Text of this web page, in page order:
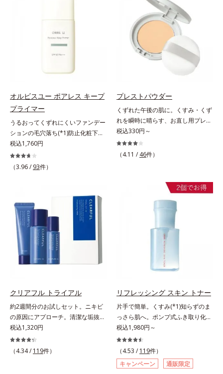
オルビスユー ポアレス キープ
プライマー
うるおってくずれにくいファンデー
ションの毛穴落ち(*1)防止化粧下
地。ファンデーションの毛穴落ち
(*1)防止化粧下地です。毛穴
1/10000サイズのマイクロカバー成
ファンデが毛穴に落ちる隙をつくら
ず、メイクのりがUPします。水分
と皮脂のバランスを整え、乾燥＆ベ
タつきレスに。さらに毛穴周りの肌
にうるおいを与え、キュッと引き締
め＆ハリ感をUPさせます。また皮
脂を感知するとギュッと固まる膜を
ます。軽やかにのびるリキッドが肌
がふっくら整うかのよう(*3)。つっ
ぱらないここちよい密着感で、さま
ざまなタイプのファンデと併用でき
ます。毛穴が気になる箇所への部分
使いもOK。*1 ファンデーションが
税込1,760円
（3.96 / 93件）
プレストパウダー
くずれた午後の肌に。くすみ・くず
れを瞬時に晴らす、お直し用プレス
トパウダー。くすみ・くずれを瞬時
に晴らす、お直し用のプレストパウ
ダーです。朝のメイクから時間が経
いに着目しました。乾燥や皮脂分泌
でくずれて毛穴に落ちたファンデー
ションのすき間にフィットし、凹凸
や毛穴をフラットに整えます。また
お直しと同時にうるおいを補給。さ
らに余分な皮脂を吸着して、水分と
皮脂のバランスをコントロールし、
メイクがくずれにくい肌へ。“立て
直す”ことにこだわった設計で、メ
み、ポンポンするだけでキレイが復
活します。リキッド、クッション、
パウダー、どんなファンデーション
の上に重ねてもOK。携帯に便利な
コンパクトタイプです。
税込330円～
（4.11 / 46件）
クリアフル トライアル
約2週間分のお試しセット。ニキビ
の原因にアプローチ。清潔な垢抜け
肌(*1)へ。「ニキビをくり返してし
まう」「毛穴目立ちが気になる」
「マスク生活であごや口まわりのニ
税込1,320円
（4.34 / 119件）
リフレッシング スキン トナー
片手で簡単。くすみ(*1)知らずのま
っさら肌へ。ポンプ式ふき取り化粧
水。くすみ(*1)知らずのまっさら肌
へ。洗顔後すぐの肌に使う、ポンプ
式のふき取り化粧水です。ポンプ式
だから簡単。片手でぷしゅっと押す
だけでコットンに含ませられます。
税込1,980円～
（4.53 / 119件）
キャンペーン
通販限定